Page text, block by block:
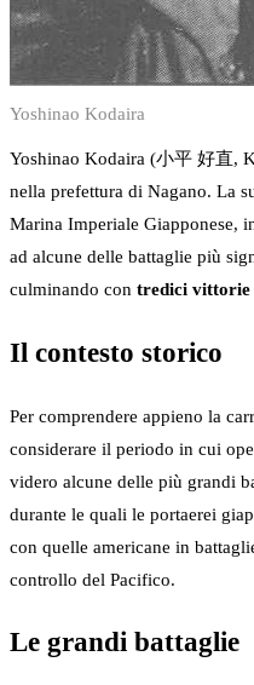
Yoshinao Kodaira
Yoshinao Kodaira (小平 好直,
nella prefettura di Nagano. La
Marina Imperiale Giapponese,
ad alcune delle battaglie più
culminando con tredici vittorie
Il contesto storico
Per comprendere appieno la
considerare il periodo in cui
videro alcune delle più grandi
durante le quali le portaerei
con quelle americane in
controllo del Pacifico.
Le grandi battaglie